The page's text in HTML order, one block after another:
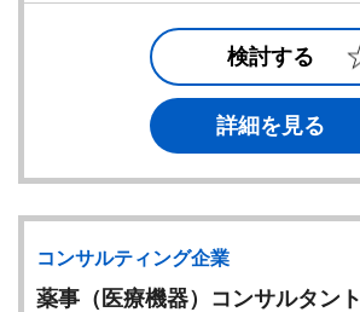
検討する
詳細を見る
コンサルティング企業
薬事（医療機器）コンサルタント